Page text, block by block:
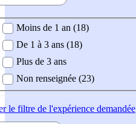
demandée
Moins de 1 an (18)
De 1 à 3 ans (18)
Plus de 3 ans
Non renseignée (23)
le filtre de l'expérience demandée